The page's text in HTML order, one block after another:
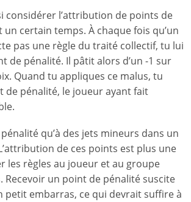
considérer l’attribution de points de
certain temps. À chaque fois qu’un
pas une règle du traité collectif, tu lui
de pénalité. Il pâtit alors d’un -1 sur
Quand tu appliques ce malus, tu
de pénalité, le joueur ayant fait
qu’à des jets mineurs dans un
de ces points est plus une
les règles au joueur et au groupe
Recevoir un point de pénalité suscite
petit embarras, ce qui devrait suffire à